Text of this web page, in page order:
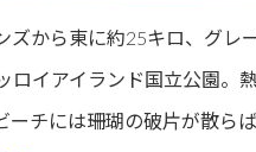
ズから東に約25キロ、グレ
ロイアイランド国立公園。
ーチには珊瑚の破片が散ら